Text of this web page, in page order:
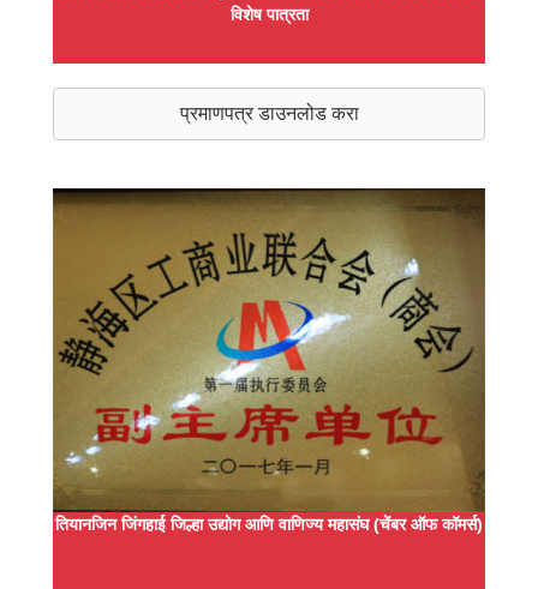
विशेष पात्रता
प्रमाणपत्र डाउनलोड करा
तियानजिन जिंगहाई जिल्हा उद्योग आणि वाणिज्य महासंघ (चेंबर ऑफ कॉमर्स)